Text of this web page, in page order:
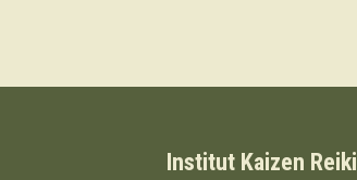
Institut Kaizen Reiki